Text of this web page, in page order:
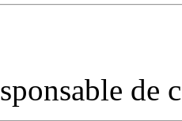
de